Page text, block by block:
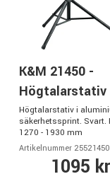
K&M 21450 -
Högtalarstativ
Högtalarstativ i
säkerhetssprint. Svart.
1270 - 1930 mm
Artikelnummer 25521450
1095 kr